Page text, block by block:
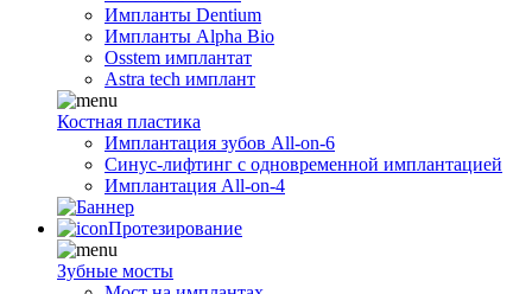
Импланты Dentium
Импланты Alpha Bio
Osstem имплантат
Astra tech имплант
Костная пластика
Имплантация зубов All-on-6
Синус-лифтинг с одновременной имплантацией
Имплантация All-on-4
Протезирование
Зубные мосты